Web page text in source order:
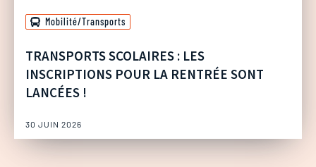
Mobilité/Transports
TRANSPORTS SCOLAIRES : LES
INSCRIPTIONS POUR LA RENTRÉE SONT
LANCÉES !
30 JUIN 2026